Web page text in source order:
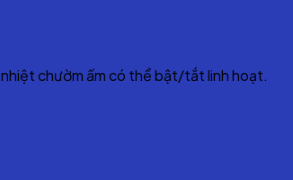
chườm ấm có thể bật/tắt linh hoạt.